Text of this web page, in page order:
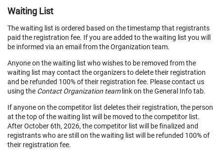
Waiting List
The waiting list is ordered based on the timestamp that registrants
paid the registration fee. If you are added to the waiting list you will
be informed via an email from the Organization team.
Anyone on the waiting list who wishes to be removed from the
waiting list may contact the organizers to delete their registration
and be refunded 100% of their registration fee. Please contact us
using the Contact Organization teamlink on the General Info tab.
If anyone on the competitor list deletes their registration, the person
at the top of the waiting list will be moved to the competitor list.
After October 6th, 2026, the competitor list will be finalized and
registrants who are still on the waiting list will be refunded 100% of
their registration fee.